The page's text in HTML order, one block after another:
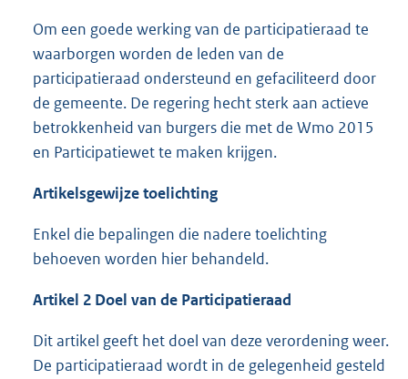
Om een goede werking van de participatieraad te
waarborgen worden de leden van de
participatieraad ondersteund en gefaciliteerd door
de gemeente. De regering hecht sterk aan actieve
betrokkenheid van burgers die met de Wmo 2015
en Participatiewet te maken krijgen.
Artikelsgewijze toelichting
Enkel die bepalingen die nadere toelichting
behoeven worden hier behandeld.
Artikel 2 Doel van de Participatieraad
Dit artikel geeft het doel van deze verordening weer.
De participatieraad wordt in de gelegenheid gesteld